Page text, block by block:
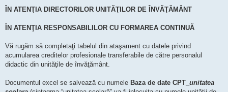
s
ÎN ATENŢIA DIRECTORILOR UNITĂŢILOR DE ÎNVĂŢĂMÂNT
ÎN ATENŢIA RESPONSABILILOR CU FORMAREA CONTINUĂ
Vă rugăm să completaţi tabelul din ataşament cu datele privind
acumularea creditelor profesionale transferabile de către personalul
didactic din unităţile de învăţământ.
Documentul excel se salvează cu numele Baza de date CPT_ unitatea